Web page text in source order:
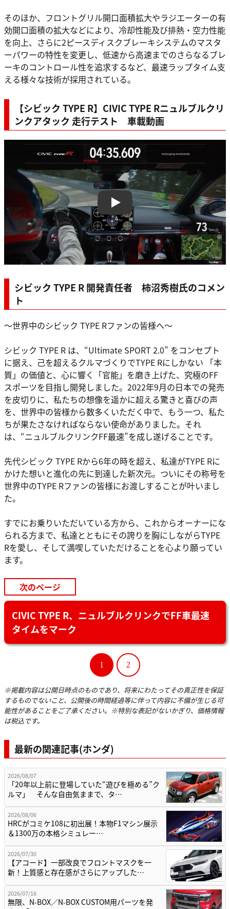
そのほか、フロントグリル開口面積拡大やラジエーターの有
効開口面積の拡大などにより、冷却性能及び排熱・空力性能
を向上、さらに2ピースディスクブレーキシステムのマスタ
ーパワーの特性を変更し、低速から高速までのさらなるブレ
ーキのコントロール性を追求するなど、最速ラップタイム支
える様々な技術が採用されている。
【シビック TYPE R】CIVIC TYPE Rニュルブルクリ
ンクアタック 走行テスト 車載動画
Play
シビック TYPE R 開発責任者 柿沼秀樹氏のコメン
ト
～世界中のシビック TYPE Rファンの皆様へ～
シビック TYPE R は、“Ultimate SPORT 2.0” をコンセプト
に据え、己を超えるクルマづくりでTYPE Rにしかない 「本
質」の価値と、心に響く「官能」を磨き上げた、究極のFF
スポーツを目指し開発しました。2022年9月の日本での発売
を皮切りに、私たちの想像を遥かに超える驚きと喜びの声
を、世界中の皆様から数多くいただく中で、もう一つ、私た
ちが果たさなければならない使命がありました。それ
は、“ニュルブルクリンクFF最速”を成し遂げることです。
先代シビック TYPE Rから6年の時を超え、私達がTYPE Rに
かけた想いと進化の先に到達した新次元。ついにその称号を
世界中のTYPE Rファンの皆様にお渡しすることが叶いまし
た。
すでにお乗りいただいている方から、これからオーナーにな
られる方まで、私達とともにその誇りを胸にしながらTYPE
Rを愛し、そして満喫していただけることを心より願ってい
ます。
次のページ
CIVIC TYPE R、ニュルブルクリンクでFF車最速
タイムをマーク
1 2
※掲載内容は公開日時点のものであり、将来にわたってその真正性を保証
するものでないこと、公開後の時間経過等に伴って内容に不備が生じる可
能性があることをご了承ください。※特別な表記がないかぎり、価格情報
は税込です。
最新の関連記事(ホンダ)
2026/08/07
「20年以上前に登場していた“遊びを極める”ク
ルマ」 そんな自由気ままで、タ…
2026/08/06
HRCがコミケ108に初出展！本物F1マシン展示
＆1300万の本格シミュレー…
2026/07/30
【アコード】一部改良でフロントマスクを一
新！上質感と存在感がさらにアップした…
2026/07/16
無限、N-BOX／N-BOX CUSTOM用パーツを発